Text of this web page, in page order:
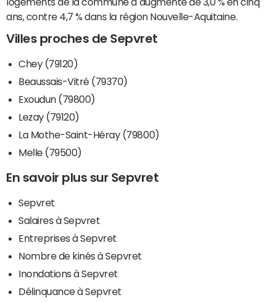
ans, contre 4,7 % dans la région Nouvelle-Aquitaine.
Villes proches de Sepvret
Chey (79120)
Beaussais-Vitré (79370)
Exoudun (79800)
Lezay (79120)
La Mothe-Saint-Héray (79800)
Melle (79500)
En savoir plus sur Sepvret
Sepvret
Salaires à Sepvret
Entreprises à Sepvret
Nombre de kinés à Sepvret
Inondations à Sepvret
Délinquance à Sepvret